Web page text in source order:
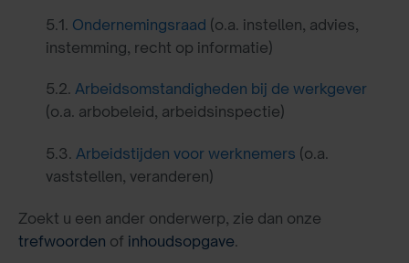
5.1. Ondernemingsraad (o.a. instellen, advies,
instemming, recht op informatie)
5.2. Arbeidsomstandigheden bij de werkgever
(o.a. arbobeleid, arbeidsinspectie)
5.3. Arbeidstijden voor werknemers (o.a.
vaststellen, veranderen)
Zoekt u een ander onderwerp, zie dan onze
trefwoorden of inhoudsopgave.